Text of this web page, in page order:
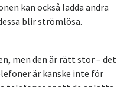
kan också ladda andra
blir strömlösa.
men den är rätt stor – det
är kanske inte för